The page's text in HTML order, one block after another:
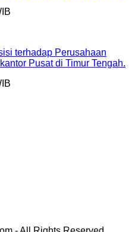
terhadap Perusahaan
Pusat di Timur Tengah.